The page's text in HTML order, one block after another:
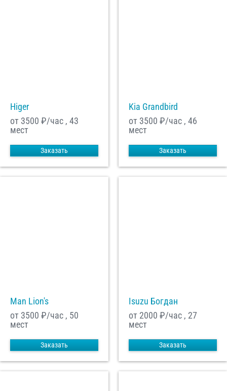
Higer
от 3500 ₽/час , 43
мест
Заказать
Kia Grandbird
от 3500 ₽/час , 46
мест
Заказать
Man Lion's
от 3500 ₽/час , 50
мест
Заказать
Isuzu Богдан
от 2000 ₽/час , 27
мест
Заказать